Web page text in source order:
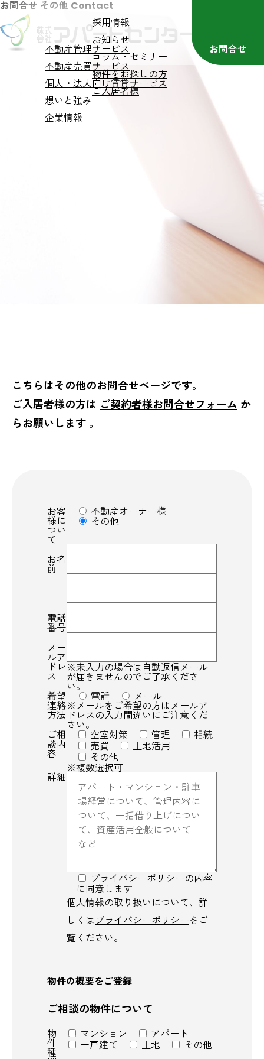
採用情報
お知らせ
コラム・セミナー
物件をお探しの方
ご入居者様
不動産管理サービス
不動産売買サービス
個人・法人向け賃貸サービス
想いと強み
企業情報
お問合せ
お問合せ その他 Contact
こちらはその他のお問合せページです。
ご入居者様の方は ご契約者様お問合せフォーム か
らお願いします 。
お客
様に
つい
て
不動産オーナー様
その他
お名
前
電話
番号
メー
ルア
ドレ
ス
※未入力の場合は自動返信メール
が届きませんのでご了承くださ
い。
希望
連絡
方法
電話 メール
※メールをご希望の方はメールア
ドレスの入力間違いにご注意くだ
さい。
ご相
談内
容
空室対策 管理 相続
売買 土地活用
その他
※複数選択可
詳細
プライバシーポリシーの内容
に同意します
個人情報の取り扱いについて、 詳
しくは プライバシーポリシーを ご
覧ください。
物件の概要をご登録
ご相談の物件について
物
件
種
マンション アパート
一戸建て 土地 その他